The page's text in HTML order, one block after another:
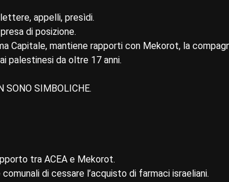
appelli, presìdi.
di posizione.
Capitale, mantiene rapporti con Mekorot, la
palestinesi da oltre 17 anni.
SONO SIMBOLICHE.
tra ACEA e Mekorot.
di cessare l’acquisto di farmaci israeliani.